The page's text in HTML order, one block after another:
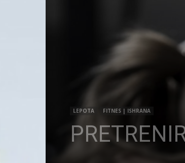
LEPOTA FITNES | ISHRANA